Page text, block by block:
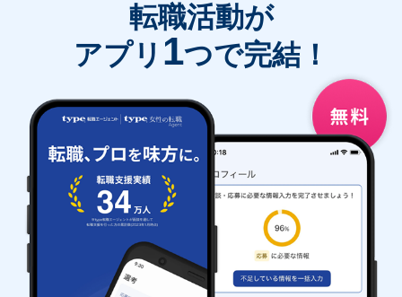
転職活動が
アプリ 1つで完結！